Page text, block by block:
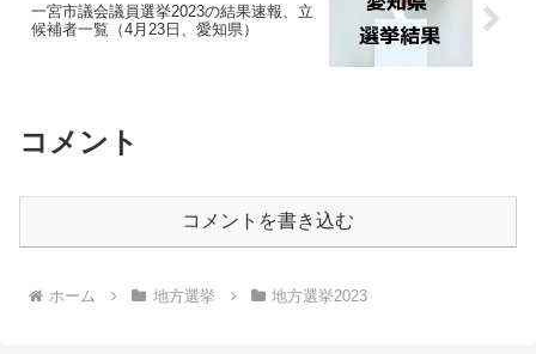
一宮市議会議員選挙2023の結果速報、立
候補者一覧（4月23日、愛知県）
コメント
コメントを書き込む
ホーム 地方選挙 地方選挙2023